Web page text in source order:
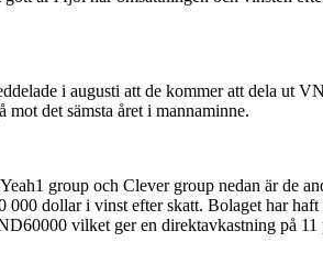
i augusti att de kommer att dela
det sämsta året i mannaminne.
group och Clever group nedan är de
dollar i vinst efter skatt. Bolaget har
vilket ger en direktavkastning på 11